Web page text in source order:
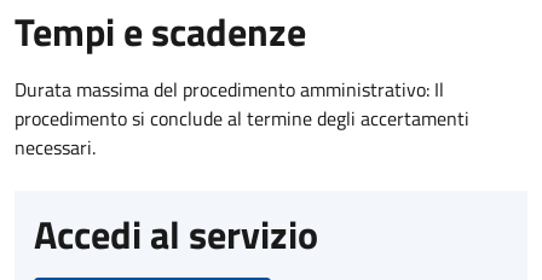
Tempi e scadenze
Durata massima del procedimento amministrativo: Il
procedimento si conclude al termine degli accertamenti
necessari.
Accedi al servizio